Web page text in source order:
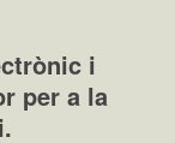
i
per a la